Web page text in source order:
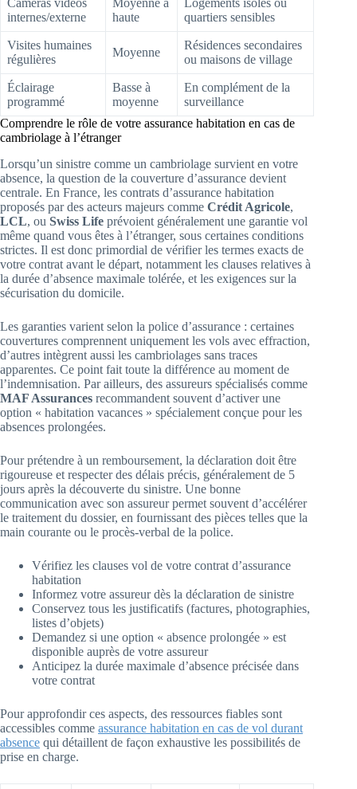
Caméras vidéos
internes/externe
Moyenne à
haute
Logements isolés ou
quartiers sensibles
Visites humaines
régulières
Moyenne
Résidences secondaires
ou maisons de village
Éclairage
programmé
Basse à
moyenne
En complément de la
surveillance
Comprendre le rôle de votre assurance habitation en cas de
cambriolage à l’étranger
Lorsqu’un sinistre comme un cambriolage survient en votre
absence, la question de la couverture d’assurance devient
centrale. En France, les contrats d’assurance habitation
proposés par des acteurs majeurs comme Crédit Agricole,
LCL, ou Swiss Life prévoient généralement une garantie vol
même quand vous êtes à l’étranger, sous certaines conditions
strictes. Il est donc primordial de vérifier les termes exacts de
votre contrat avant le départ, notamment les clauses relatives à
la durée d’absence maximale tolérée, et les exigences sur la
sécurisation du domicile.
Les garanties varient selon la police d’assurance : certaines
couvertures comprennent uniquement les vols avec effraction,
d’autres intègrent aussi les cambriolages sans traces
apparentes. Ce point fait toute la différence au moment de
l’indemnisation. Par ailleurs, des assureurs spécialisés comme
MAF Assurances recommandent souvent d’activer une
option « habitation vacances » spécialement conçue pour les
absences prolongées.
Pour prétendre à un remboursement, la déclaration doit être
rigoureuse et respecter des délais précis, généralement de 5
jours après la découverte du sinistre. Une bonne
communication avec son assureur permet souvent d’accélérer
le traitement du dossier, en fournissant des pièces telles que la
main courante ou le procès-verbal de la police.
Vérifiez les clauses vol de votre contrat d’assurance
habitation
Informez votre assureur dès la déclaration de sinistre
Conservez tous les justificatifs (factures, photographies,
listes d’objets)
Demandez si une option « absence prolongée » est
disponible auprès de votre assureur
Anticipez la durée maximale d’absence précisée dans
votre contrat
Pour approfondir ces aspects, des ressources fiables sont
accessibles comme assurance habitation en cas de vol durant
absence qui détaillent de façon exhaustive les possibilités de
prise en charge.